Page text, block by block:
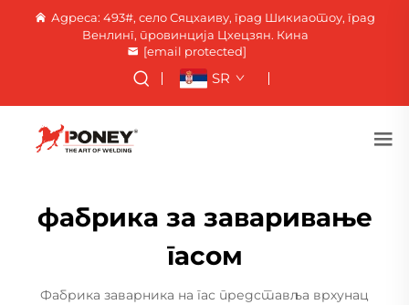
Адреса: 493#, село Сяцхаиву, град Шикиаотоу, град
Венлинг, провинција Цхецзян. Кина
[email protected]
SR
фабрика за заваривање
гасом
Фабрика заварника на гас представља врхунац